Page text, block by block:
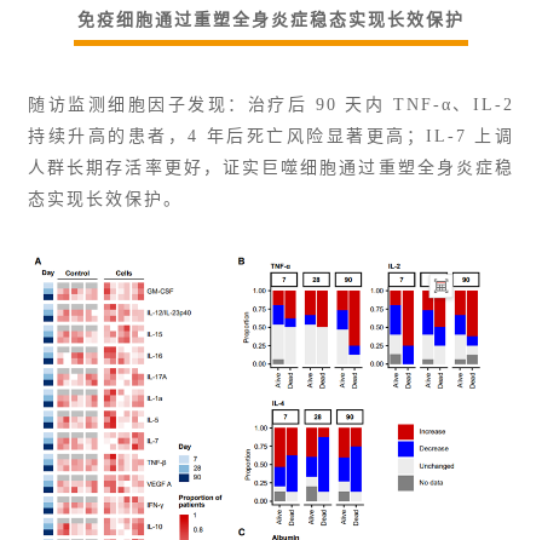
免疫细胞通过重塑全身炎症稳态实现长效保护
随访监测细胞因子发现：治疗后 90 天内 TNF-α、IL-2
持续升高的患者，4 年后死亡风险显著更高；IL-7 上调
人群长期存活率更好，证实巨噬细胞通过重塑全身炎症稳
态实现长效保护。